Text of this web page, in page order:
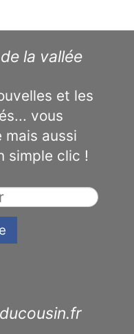
de la vallée
et les
vous
mais aussi
simple clic !